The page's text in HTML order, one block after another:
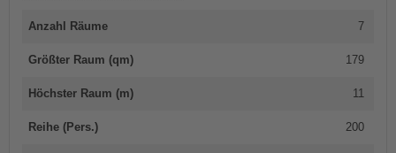
Anzahl Räume 7
Größter Raum (qm) 179
Höchster Raum (m) 11
Reihe (Pers.) 200